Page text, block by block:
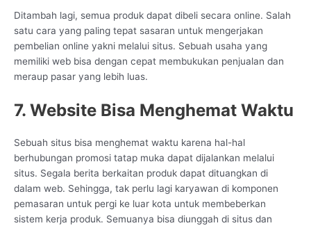
Ditambah lagi, semua produk dapat dibeli secara online. Salah
satu cara yang paling tepat sasaran untuk mengerjakan
pembelian online yakni melalui situs. Sebuah usaha yang
memiliki web bisa dengan cepat membukukan penjualan dan
meraup pasar yang lebih luas.
7. Website Bisa Menghemat Waktu
Sebuah situs bisa menghemat waktu karena hal-hal
berhubungan promosi tatap muka dapat dijalankan melalui
situs. Segala berita berkaitan produk dapat dituangkan di
dalam web. Sehingga, tak perlu lagi karyawan di komponen
pemasaran untuk pergi ke luar kota untuk membeberkan
sistem kerja produk. Semuanya bisa diunggah di situs dan